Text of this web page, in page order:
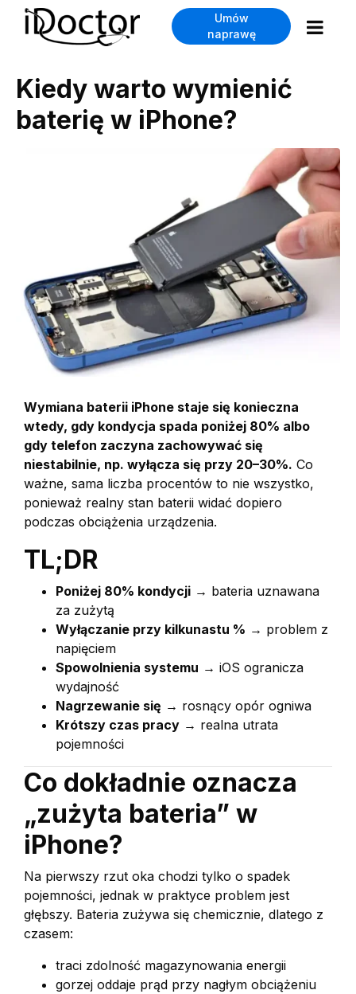
Umów
naprawę
Kiedy warto wymienić
baterię w iPhone?
Wymiana baterii iPhone staje się konieczna
wtedy, gdy kondycja spada poniżej 80% albo
gdy telefon zaczyna zachowywać się
niestabilnie, np. wyłącza się przy 20–30%. Co
ważne, sama liczba procentów to nie wszystko,
ponieważ realny stan baterii widać dopiero
podczas obciążenia urządzenia.
TL;DR
Poniżej 80% kondycji → bateria uznawana
za zużytą
Wyłączanie przy kilkunastu % → problem z
napięciem
Spowolnienia systemu → iOS ogranicza
wydajność
Nagrzewanie się → rosnący opór ogniwa
Krótszy czas pracy → realna utrata
pojemności
Co dokładnie oznacza
„zużyta bateria” w
iPhone?
Na pierwszy rzut oka chodzi tylko o spadek
pojemności, jednak w praktyce problem jest
głębszy. Bateria zużywa się chemicznie, dlatego z
czasem:
traci zdolność magazynowania energii
gorzej oddaje prąd przy nagłym obciążeniu